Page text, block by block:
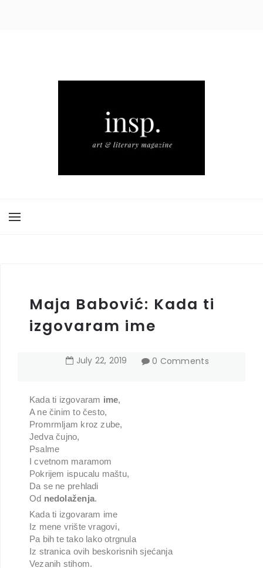
Maja Babović: Kada ti
izgovaram ime
July 22, 2019 0 Comments
Kada ti izgovaram ime,
A ne činim to često,
Promrmljam kroz zube,
Jedva čujno,
Psalme
I cvetnom maramom
Pokrijem ispucalu maštu,
Da se ne prehladi
Od nedolaženja.
Kada ti izgovaram ime
Iz mene vrište vragovi,
Pa bih te tako lako otrgnula
Iz stranica ovih beskorisnih sjećanja
Vezanih stihom.